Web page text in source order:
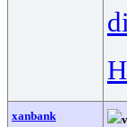
xanbank